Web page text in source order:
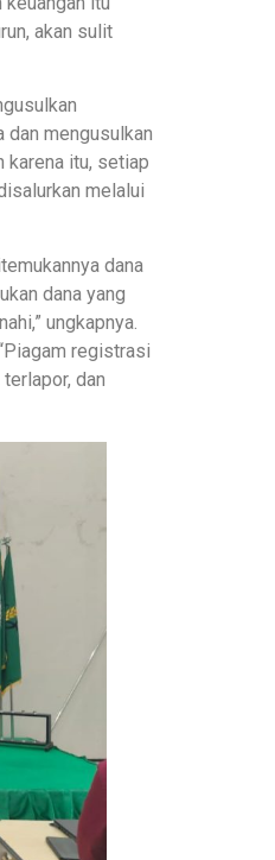
akan sulit
dan mengusulkan
karena itu, setiap
melalui
dana
dana yang
ungkapnya.
registrasi
dan